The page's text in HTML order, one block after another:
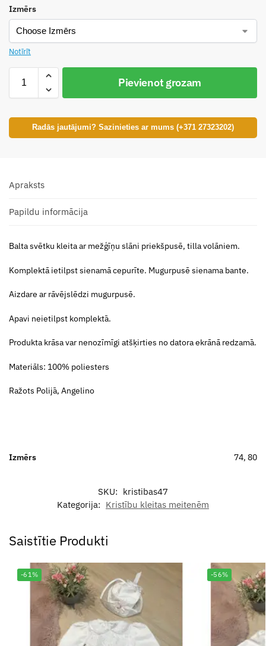
Izmērs
Notīrīt
Pievienot grozam
Radās jautājumi? Sazinieties ar mums (+371 27323202)
Apraksts
Papildu informācija
Balta svētku kleita ar mežģīņu slāni priekšpusē, tilla volāniem.
Komplektā ietilpst sienamā cepurīte. Mugurpusē sienama bante.
Aizdare ar rāvējslēdzi mugurpusē.
Apavi neietilpst komplektā.
Produkta krāsa var nenozīmīgi atšķirties no datora ekrānā redzamā.
Materiāls: 100% poliesters
Ražots Polijā, Angelino
Izmērs 74, 80
SKU: kristibas47
Kategorija: Kristību kleitas meitenēm
Saistītie Produkti
-61% -56%